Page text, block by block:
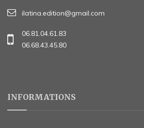
ilatina.edition@gmail.com
06.81.04.61.83
06.68.43.45.80
INFORMATIONS